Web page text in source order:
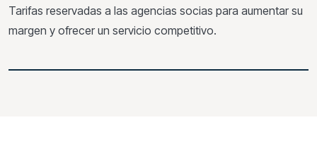
Tarifas reservadas a las agencias socias para aumentar su
margen y ofrecer un servicio competitivo.